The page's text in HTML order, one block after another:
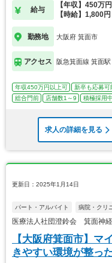
給与
【年収】450万円
【時給】1,800
勤務地 大阪府 箕面市
アクセス 阪急箕面線 箕面駅
年収450万円以上可 新卒も応募可
総合門前
店舗数1～9 積極採用中
求人の詳細を見る
更新日：2025年1月14日
パート・アルバイト 病院・クリ
医療法人社団澄鈴会 箕面神
【大阪府箕面市】マ
きやすい環境が整っ